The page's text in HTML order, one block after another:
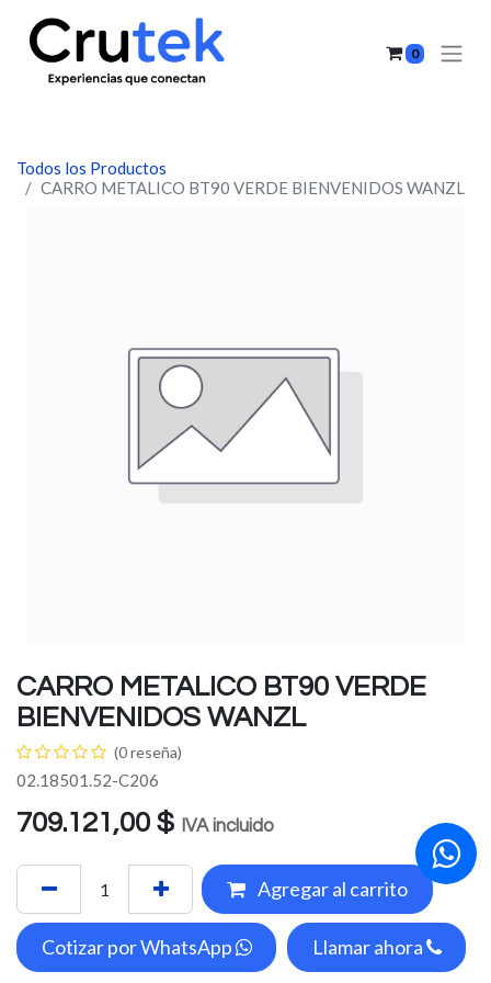
0
Todos los Productos
CARRO METALICO BT90 VERDE BIENVENIDOS WANZL
CARRO METALICO BT90 VERDE
BIENVENIDOS WANZL
(0 reseña)
02.18501.52-C206
709.121,00 $ IVA incluido
Agregar al carrito
Cotizar por WhatsApp Llamar ahora